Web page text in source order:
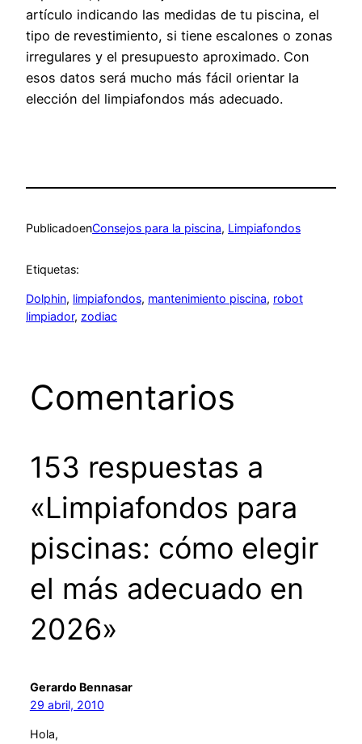
artículo indicando las medidas de tu piscina, el
tipo de revestimiento, si tiene escalones o zonas
irregulares y el presupuesto aproximado. Con
esos datos será mucho más fácil orientar la
elección del limpiafondos más adecuado.
PublicadoenConsejos para la piscina, Limpiafondos
Etiquetas:
Dolphin, limpiafondos, mantenimiento piscina, robot
limpiador, zodiac
Comentarios
153 respuestas a
«Limpiafondos para
piscinas: cómo elegir
el más adecuado en
2026»
Gerardo Bennasar
29 abril, 2010
Hola,